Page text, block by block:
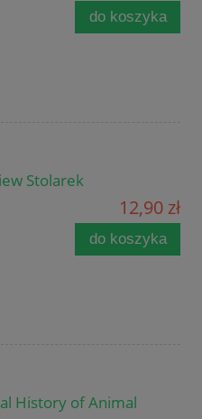
do koszyka
Stolarek
12,90 zł
do koszyka
History of Animal